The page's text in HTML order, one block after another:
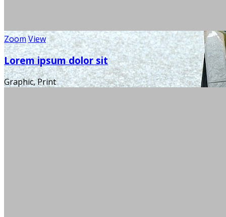
ZoomView
Lorem ipsum dolor sit
Graphic, Print